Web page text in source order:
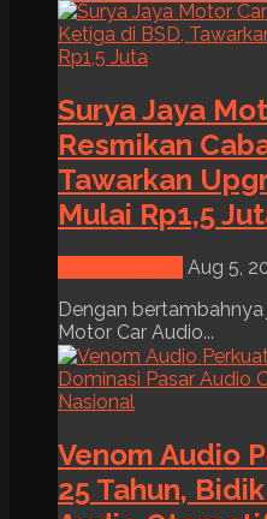
Surya Jaya
Resmikan
Tawarkan
Mulai Rp1,5
Aug 5,
Dengan
Motor Car Audio...
Venom Audio
25 Tahun,